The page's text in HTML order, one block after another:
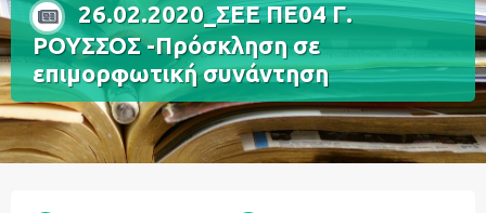
26.02.2020_ΣΕΕ ΠΕ04 Γ.
ΡΟΥΣΣΟΣ -Πρόσκληση σε
επιμορφωτική συνάντηση